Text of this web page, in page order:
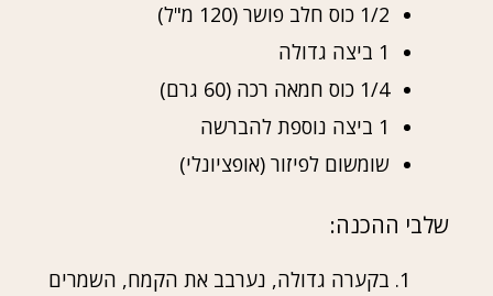
1/2 כוס חלב פושר (120 מ"ל)
1 ביצה גדולה
1/4 כוס חמאה רכה (60 גרם)
1 ביצה נוספת להברשה
שומשום לפיזור (אופציונלי)
שלבי ההכנה:
בקערה גדולה, נערבב את הקמח, השמרים